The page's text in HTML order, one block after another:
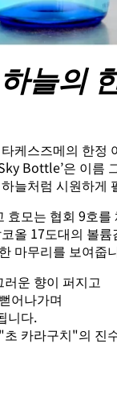
늘의
케스즈메의 한정
Bottle’은 이름
늘처럼 시원하게
효모는 협회 9호를
올 17도대의 볼륨
마무리를 보여줍
운 향이 퍼지고
어나가며
니다.
카라구치"의 진